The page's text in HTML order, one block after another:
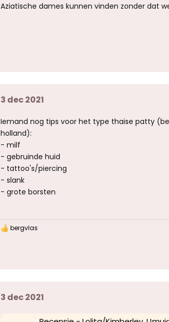
Aziatische dames kunnen vinden zonder dat
3 dec 2021
Iemand nog tips voor het type thaise patty
holland):
- milf
- gebruinde huid
- tattoo's/piercing
- slank
- grote borsten
W
n
bergvlas
3 dec 2021